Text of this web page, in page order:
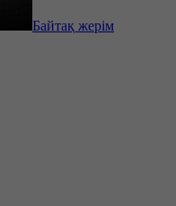
Байтақ жерім